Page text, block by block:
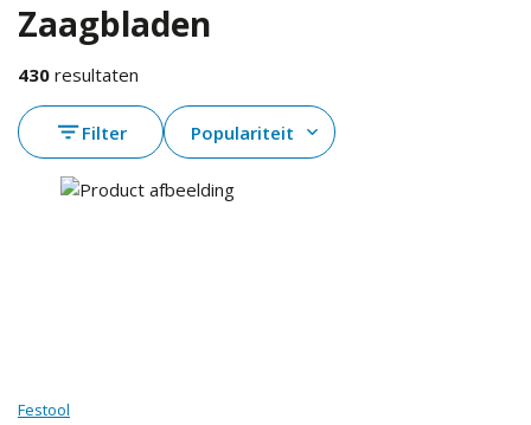
Zaagbladen
430 resultaten
Filter Populariteit
Festool